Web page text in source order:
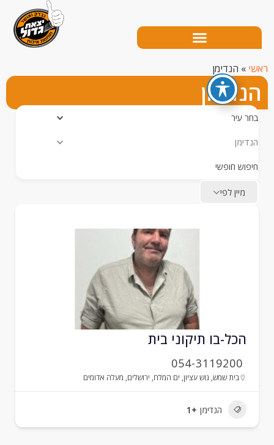
הנדימן
חופשי
בו תיקוני בית
054-3119200
בית שמש,גוש עציון, ים המלח, ירושלים,מעלה אדומים
הנדימן